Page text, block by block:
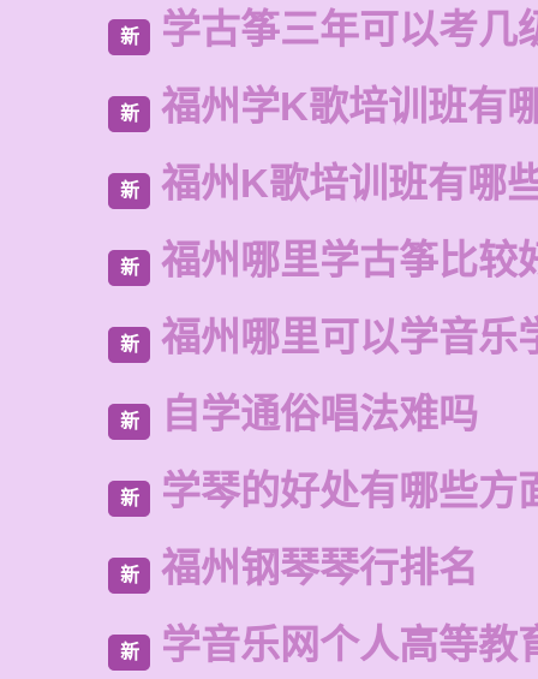
新 学古筝三年可以考几
新 福州学K歌培训班有
新 福州K歌培训班有哪
新 福州哪里学古筝比较
新 福州哪里可以学音乐
新 自学通俗唱法难吗
新 学琴的好处有哪些方
新 福州钢琴琴行排名
新 学音乐网个人高等教